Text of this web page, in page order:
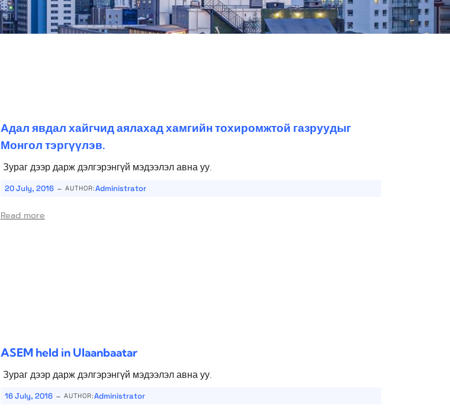
Адал явдал хайгчид аялахад хамгийн тохиромжтой газруудыг
Монгол тэргүүлэв.
Зураг дээр дарж дэлгэрэнгүй мэдээлэл авна уу.
20 July, 2016 - AUTHOR:Administrator
Read more
ASEM held in Ulaanbaatar
Зураг дээр дарж дэлгэрэнгүй мэдээлэл авна уу.
16 July, 2016 - AUTHOR:Administrator